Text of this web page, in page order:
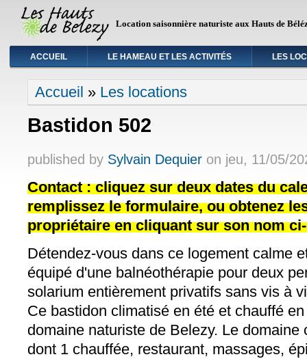
Location saisonnière naturiste aux Hauts de
ACCUEIL LE HAMEAU ET LES ACTIVITÉS LES
Vous êtes ici
Accueil » Les locations
Bastidon 502
published by Sylvain Dequier on jeu, 11/05/
Contact : cliquez sur deux dates du
remplissez le formulaire, ou obtenez
propriétaire en cliquant sur son nom
Détendez-vous dans ce logement calme
équipé d'une balnéothérapie pour deux
solarium entièrement privatifs sans vis à
Ce bastidon climatisé en été et chauffé
domaine naturiste de Belezy. Le domaine
dont 1 chauffée, restaurant, massages,